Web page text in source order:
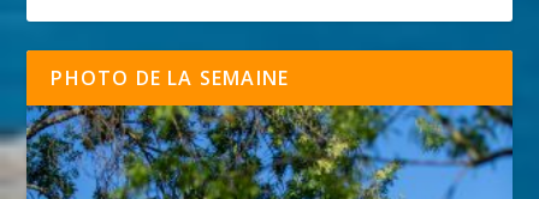
PHOTO DE LA SEMAINE